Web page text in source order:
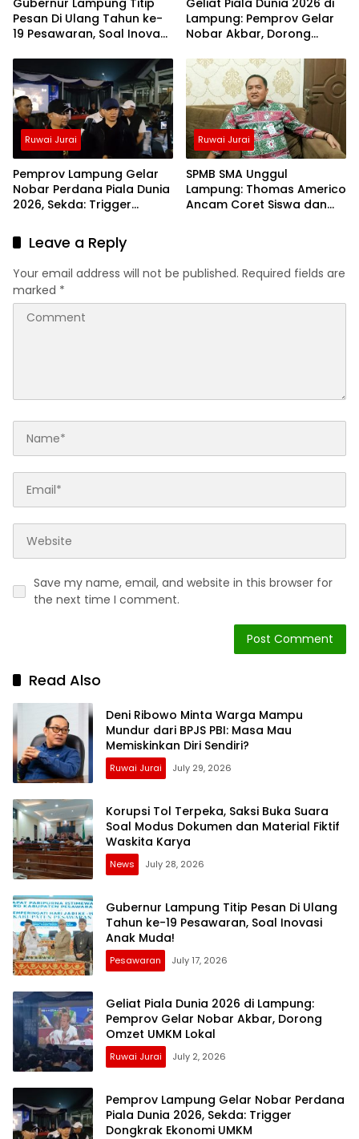
Pesan Di Ulang Tahun ke-
19 Pesawaran, Soal Inovasi
Lampung: Pemprov Gelar
Nobar Akbar, Dorong
Ruwai Jurai
Pemprov Lampung Gelar
Nobar Perdana Piala Dunia
2026, Sekda: Trigger
Ruwai Jurai
SPMB SMA Unggul
Lampung: Thomas Americo
Ancam Coret Siswa dan
Leave a Reply
Your email address will not be published. Required fields are
marked *
Save my name, email, and website in this browser for
the next time I comment.
Read Also
Deni Ribowo Minta Warga Mampu
Mundur dari BPJS PBI: Masa Mau
Memiskinkan Diri Sendiri?
Ruwai Jurai July 29, 2026
Korupsi Tol Terpeka, Saksi Buka Suara
Soal Modus Dokumen dan Material Fiktif
Waskita Karya
News July 28, 2026
Gubernur Lampung Titip Pesan Di Ulang
Tahun ke-19 Pesawaran, Soal Inovasi
Anak Muda!
Pesawaran July 17, 2026
Geliat Piala Dunia 2026 di Lampung:
Pemprov Gelar Nobar Akbar, Dorong
Omzet UMKM Lokal
Ruwai Jurai July 2, 2026
Pemprov Lampung Gelar Nobar Perdana
Piala Dunia 2026, Sekda: Trigger
Dongkrak Ekonomi UMKM